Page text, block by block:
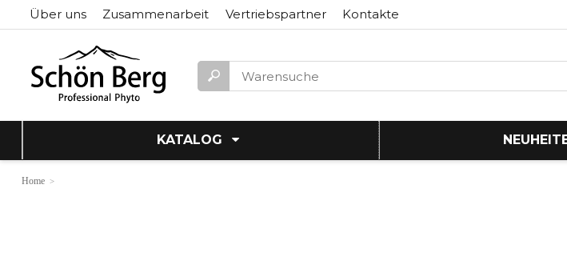
Über uns Zusammenarbeit Vertriebspartner Kontakte
KATALOG
Home